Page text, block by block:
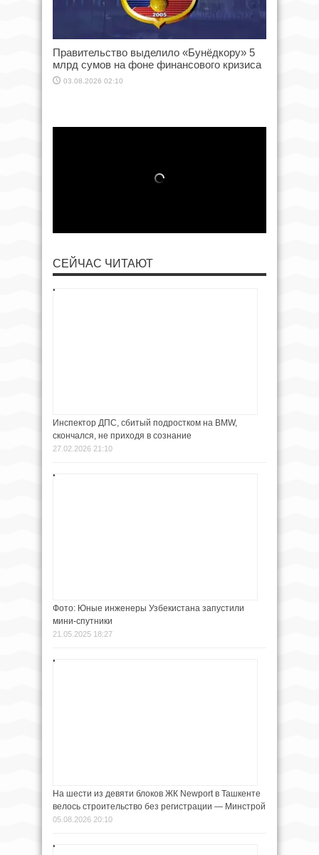
Правительство выделило «Бунёдкору» 5
млрд сумов на фоне финансового кризиса
03.08.2026 02:10
СЕЙЧАС ЧИТАЮТ
Инспектор ДПС, сбитый подростком на BMW,
скончался, не приходя в сознание
27.02.2026 21:10
Фото: Юные инженеры Узбекистана запустили
мини-спутники
21.05.2025 18:27
На шести из девяти блоков ЖК Newport в Ташкенте
велось строительство без регистрации — Минстрой
05.08.2026 20:10